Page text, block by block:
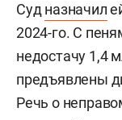
Судназначил
2024-го. С
недостачу 1,4
предъявлены
Речь о